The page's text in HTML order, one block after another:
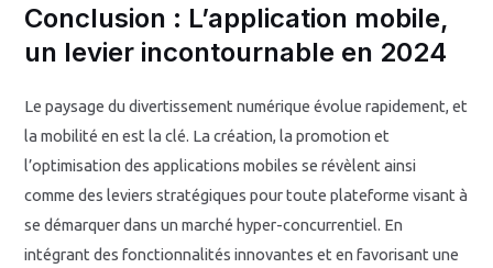
Conclusion : L’application mobile,
un levier incontournable en 2024
Le paysage du divertissement numérique évolue rapidement, et
la mobilité en est la clé. La création, la promotion et
l’optimisation des applications mobiles se révèlent ainsi
comme des leviers stratégiques pour toute plateforme visant à
se démarquer dans un marché hyper-concurrentiel. En
intégrant des fonctionnalités innovantes et en favorisant une